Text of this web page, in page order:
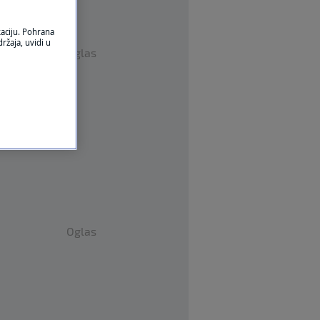
Oglas
Oglas
Pohrana
uvidi u